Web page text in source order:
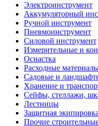
Электроинструмент
Аккумуляторный
Ручной инструмент
Пневмоинструмент
Силовой инструмент
Измерительные и
Оснастка
Расходные
Садовые и
Хранение и
Сейфы, стеллажи,
Лестницы
Защитная
Прочие